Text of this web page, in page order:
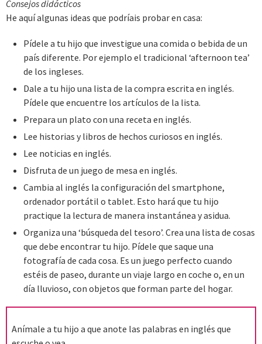
Consejos didácticos
He aquí algunas ideas que podríais probar en casa:
Pídele a tu hijo que investigue una comida o bebida de un
país diferente. Por ejemplo el tradicional ‘afternoon tea’
de los ingleses.
Dale a tu hijo una lista de la compra escrita en inglés.
Pídele que encuentre los artículos de la lista.
Prepara un plato con una receta en inglés.
Lee historias y libros de hechos curiosos en inglés.
Lee noticias en inglés.
Disfruta de un juego de mesa en inglés.
Cambia al inglés la configuración del smartphone,
ordenador portátil o tablet. Esto hará que tu hijo
practique la lectura de manera instantánea y asidua.
Organiza una ‘búsqueda del tesoro’. Crea una lista de cosas
que debe encontrar tu hijo. Pídele que saque una
fotografía de cada cosa. Es un juego perfecto cuando
estéis de paseo, durante un viaje largo en coche o, en un
día lluvioso, con objetos que forman parte del hogar.
Anímale a tu hijo a que anote las palabras en inglés que